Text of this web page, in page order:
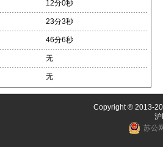
12分0秒
23分3秒
46分6秒
无
无
Copyright ® 2013-
苏公